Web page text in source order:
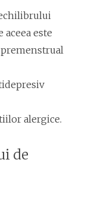
este
alergice.
de